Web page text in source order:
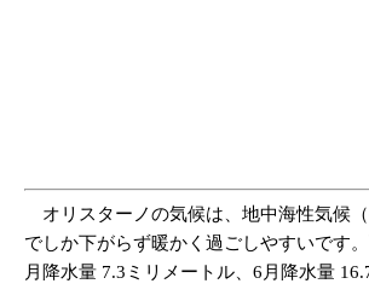
オリスターノの気候は、地中海性気候
でしか下がらず暖かく過ごしやすいです
月降水量 7.3ミリメートル、6月降水量